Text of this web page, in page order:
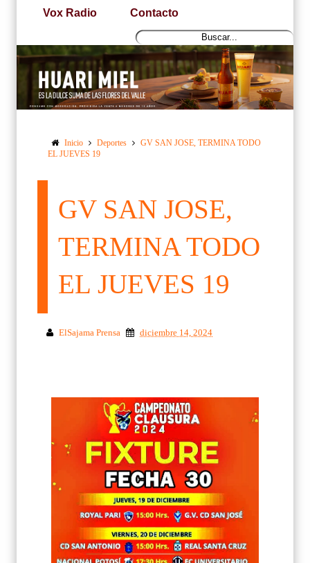
Vox Radio Contacto
Inicio Deportes
GV SAN JOSE, TERMINA TODO
EL JUEVES 19
GV SAN JOSE,
TERMINA TODO
EL JUEVES 19
ElSajama Prensa diciembre 14, 2024